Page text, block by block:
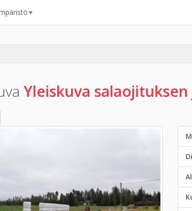
Yleiskuva